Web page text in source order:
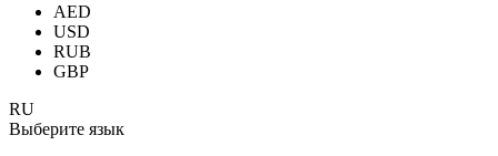
AED
USD
RUB
GBP
RU
Выберите язык